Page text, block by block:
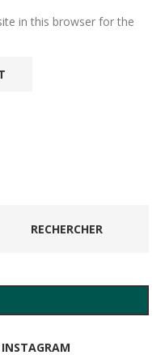
in this browser for the
RECHERCHER
INSTAGRAM